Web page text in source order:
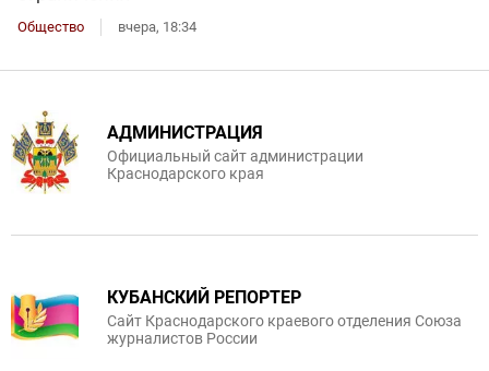
Общество вчера, 18:34
АДМИНИСТРАЦИЯ
Официальный сайт администрации
Краснодарского края
КУБАНСКИЙ РЕПОРТЕР
Сайт Краснодарского краевого отделения Союза
журналистов России